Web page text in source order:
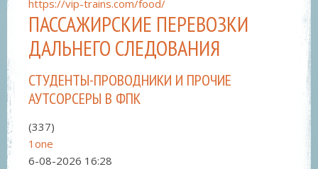
https://vip-trains.com/food/
ПАССАЖИРСКИЕ ПЕРЕВОЗКИ
ДАЛЬНЕГО СЛЕДОВАНИЯ
СТУДЕНТЫ-ПРОВОДНИКИ И ПРОЧИЕ
АУТСОРСЕРЫ В ФПК
(337)
1one
6-08-2026 16:28